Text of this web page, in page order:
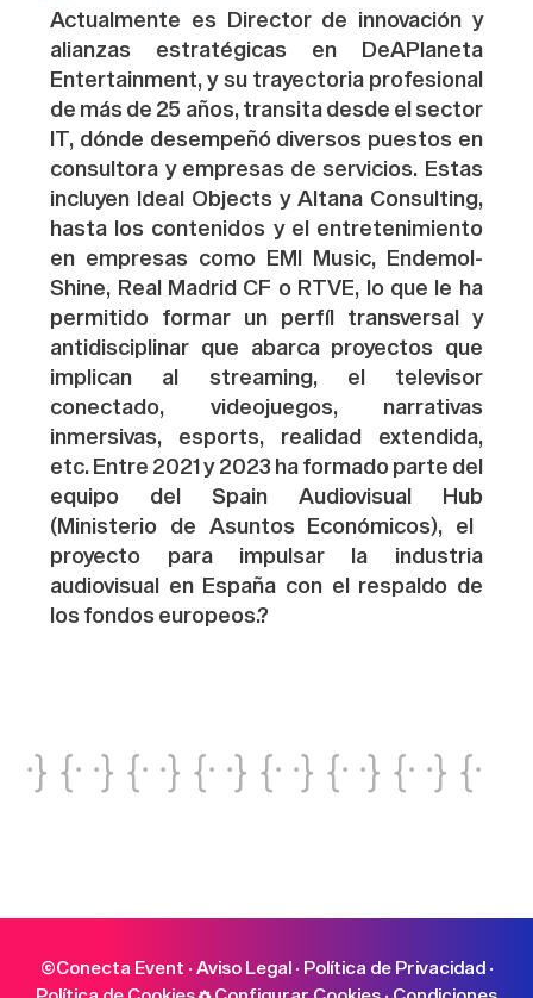
Actualmente es Directorde innovación y
alianzas estratégicas en DeAPlaneta
Entertainment, y su trayectoria profesional
de más de 25 años, transita desde el sector
IT, dónde desempeñó diversos puestos en
consultora yempresas de servicios. Estas
incluyen Ideal Objects y Altana Consulting,
hasta los contenidos y el entretenimiento
en empresas como EMI Music, Endemol-
Shine, Real Madrid CF o RTVE, lo que le ha
permitido formar un perfíltransversal y
antidisciplinar que abarca proyectos que
implican al streaming, el televisor
conectado, videojuegos, narrativas
inmersivas, esports, realidad extendida,
etc. Entre 2021 y 2023 ha formado parte del
equipo del Spain Audiovisual Hub
(Ministerio de Asuntos Económicos), el
proyecto para impulsar la industria
audiovisual en España con el respaldo de
los fondos europeos.?
·} {· ·} {· ·} {· ·} {· ·} {· ·} {· ·} {·
·} {· ·} {· ·} {· ·} {· ·} {· ·} {· ·} {·
·} {· ·} {· ·} {· ·} {· ·} {· ·} {· ·} {·
©Conecta Event · Aviso Legal· Política de Privacidad·